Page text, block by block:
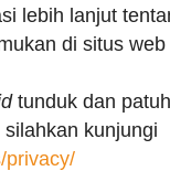
lebih lanjut
di situs
tunduk dan
kunjungi
privacy/